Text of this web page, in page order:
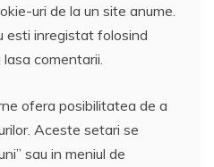
uri de la un site anume.
esti inregistat folosind
comentarii.
ofera posibilitatea de a
Aceste setari se
sau in meniul de